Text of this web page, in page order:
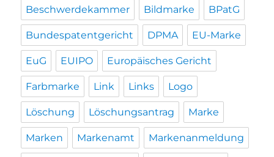
Beschwerdekammer Bildmarke BPatG
Bundespatentgericht DPMA EU-Marke
EuG EUIPO Europäisches Gericht
Farbmarke Link Links Logo
Löschung Löschungsantrag Marke
Marken Markenamt Markenanmeldung